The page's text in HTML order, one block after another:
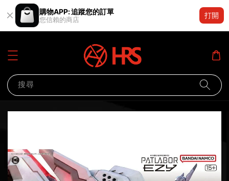
購物APP: 追蹤您的訂單
您信賴的商店
打開
搜尋